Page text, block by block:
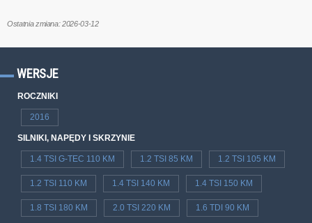
Ostatnia zmiana: 2026-03-12
WERSJE
ROCZNIKI
2016
SILNIKI, NAPĘDY I SKRZYNIE
1.4 TSI G-TEC 110 KM 1.2 TSI 85 KM 1.2 TSI 105 KM
1.2 TSI 110 KM 1.4 TSI 140 KM 1.4 TSI 150 KM
1.8 TSI 180 KM 2.0 TSI 220 KM 1.6 TDI 90 KM